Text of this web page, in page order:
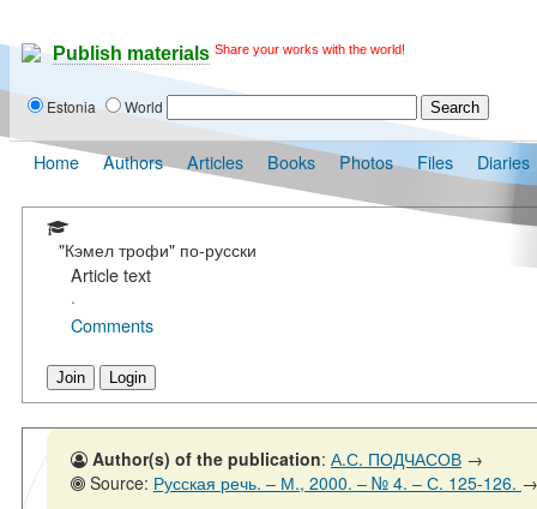
Publish materials Share your works with the world!
Estonia World
Home Authors Articles Books Photos Files Diaries
"Кэмел трофи" по-русски
Article text
·
Comments
Join Login
Author(s) of the publication: А.С. ПОДЧАСОВ →
Source: Русская речь. – М., 2000. – № 4. – С. 125-126. →